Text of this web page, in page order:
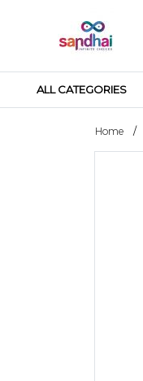
ALL CATEGORIES
Home